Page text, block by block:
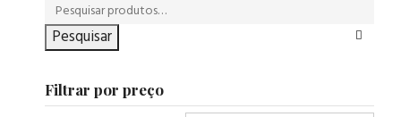
Pesquisar
Filtrar por preço